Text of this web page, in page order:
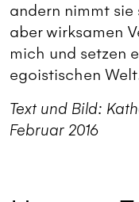
andern nimmt sie
aber wirksamen
mich und setzen
­egoistischen
Text und Bild:
Februar 2016